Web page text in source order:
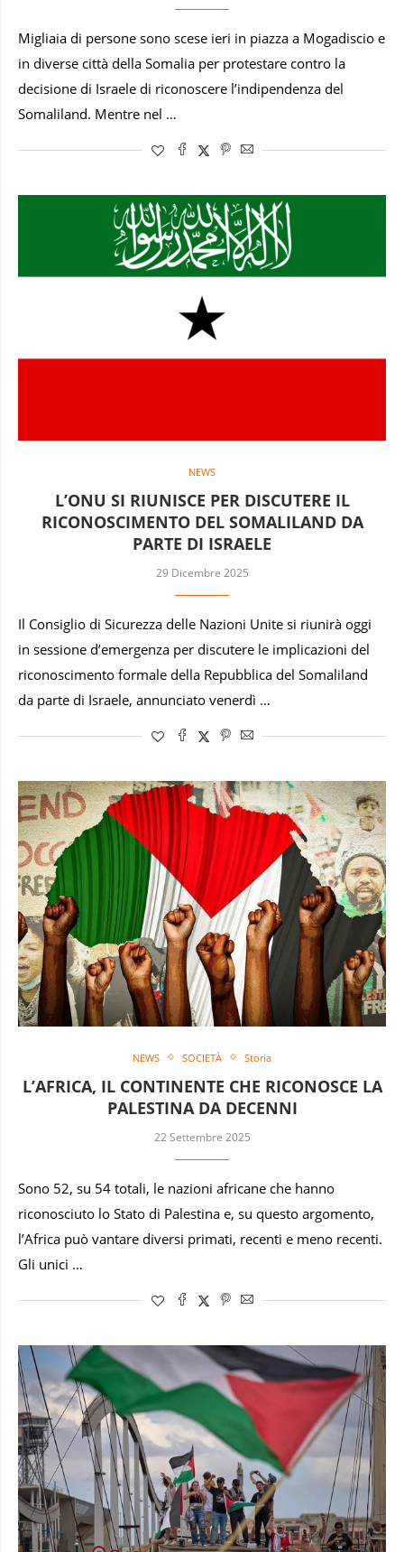
Migliaia di persone sono scese ieri in piazza a Mogadiscio e
in diverse città della Somalia per protestare contro la
decisione di Israele di riconoscere l’indipendenza del
Somaliland. Mentre nel …
NEWS
L’ONU SI RIUNISCE PER DISCUTERE IL
RICONOSCIMENTO DEL SOMALILAND DA
PARTE DI ISRAELE
29 Dicembre 2025
Il Consiglio di Sicurezza delle Nazioni Unite si riunirà oggi
in sessione d’emergenza per discutere le implicazioni del
riconoscimento formale della Repubblica del Somaliland
da parte di Israele, annunciato venerdì …
NEWS SOCIETÀ Storia
L’AFRICA, IL CONTINENTE CHE RICONOSCE LA
PALESTINA DA DECENNI
22 Settembre 2025
Sono 52, su 54 totali, le nazioni africane che hanno
riconosciuto lo Stato di Palestina e, su questo argomento,
l’Africa può vantare diversi primati, recenti e meno recenti.
Gli unici …